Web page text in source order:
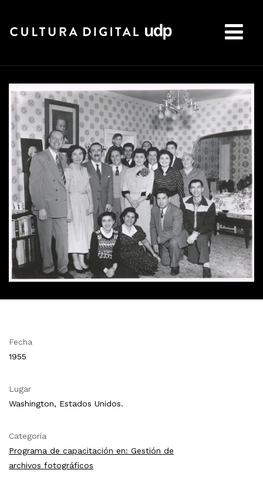
Fecha
1955
Lugar
Washington, Estados Unidos.
Categoría
Programa de capacitación en: Gestión de
archivos fotográficos